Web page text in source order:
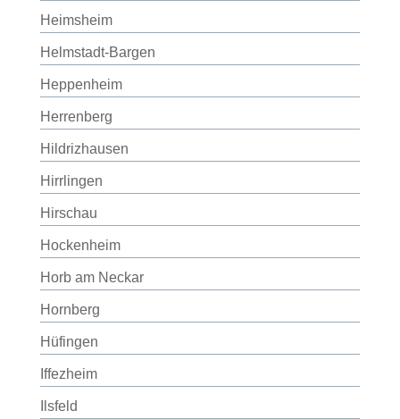
Heimsheim
Helmstadt-Bargen
Heppenheim
Herrenberg
Hildrizhausen
Hirrlingen
Hirschau
Hockenheim
Horb am Neckar
Hornberg
Hüfingen
Iffezheim
Ilsfeld